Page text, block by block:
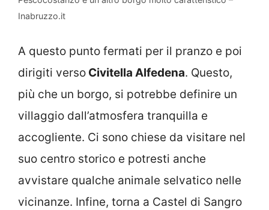
Inabruzzo.it
A questo punto fermati per il pranzo e poi
dirigiti verso Civitella Alfedena. Questo,
più che un borgo, si potrebbe definire un
villaggio dall’atmosfera tranquilla e
accogliente. Ci sono chiese da visitare nel
suo centro storico e potresti anche
avvistare qualche animale selvatico nelle
vicinanze. Infine, torna a Castel di Sangro